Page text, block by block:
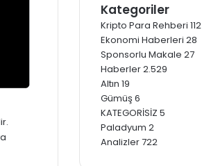
Kategoriler
Kripto Para Rehberi 112
Ekonomi Haberleri 28
Sponsorlu Makale 27
Haberler2.529
Altın 19
Gümüş 6
KATEGORİSİZ 5
Paladyum 2
Analizler722